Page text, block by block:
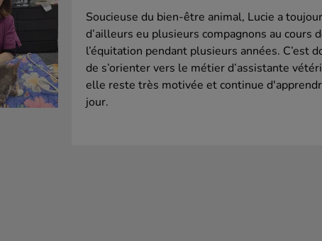
Soucieuse du bien-être animal, Lucie a
d’ailleurs eu plusieurs compagnons au cours
l’équitation pendant plusieurs années. C’est
de s’orienter vers le métier d’assistante
elle reste très motivée et continue
jour.